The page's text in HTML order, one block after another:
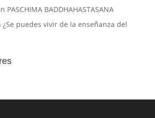
PASCHIMA BADDHAHASTASANA
¿Se puedes vivir de la enseñanza del